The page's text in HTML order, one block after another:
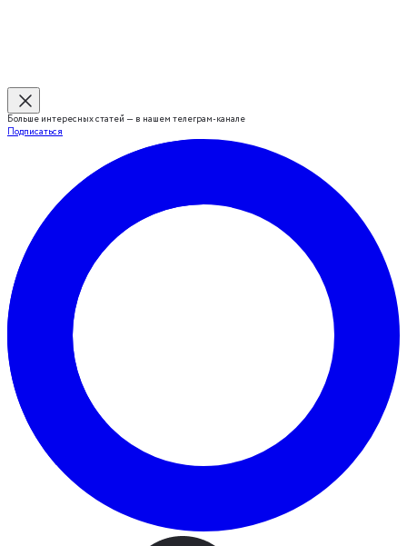
Больше интересных статей — в нашем телеграм-канале
Подписаться